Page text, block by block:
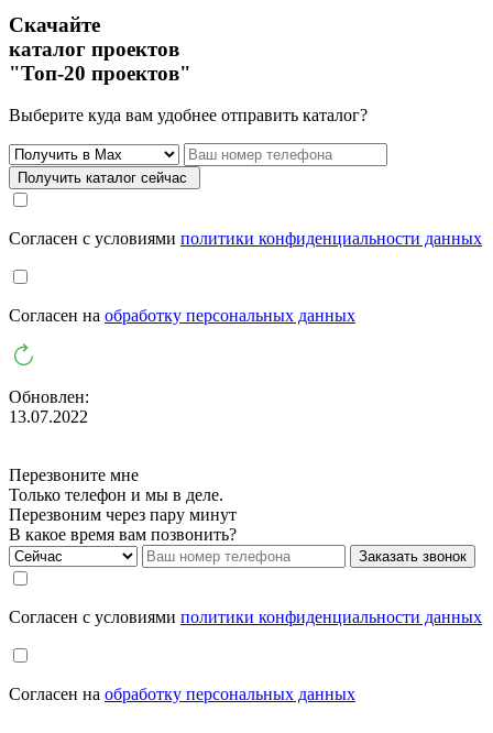
Скачайте
каталог проектов
"Топ-20 проектов"
Выберите куда вам удобнее отправить каталог?
Получить каталог сейчас
Cогласен с условиями политики конфиденциальности данных
Cогласен на обработку персональных данных
Обновлен:
13.07.2022
Перезвоните мне
Только телефон и мы в деле.
Перезвоним через пару минут
В какое время вам позвонить?
Заказать звонок
Cогласен с условиями политики конфиденциальности данных
Cогласен на обработку персональных данных